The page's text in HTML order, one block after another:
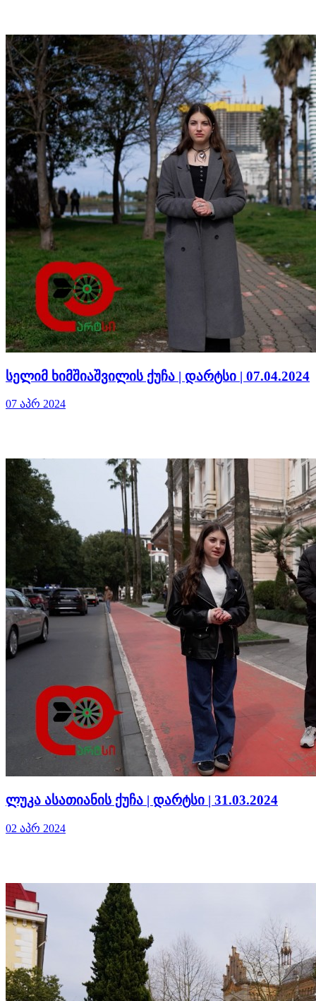
სელიმ ხიმშიაშვილის ქუჩა | დარტსი | 07.04.2024
07 აპრ 2024
ლუკა ასათიანის ქუჩა | დარტსი | 31.03.2024
02 აპრ 2024